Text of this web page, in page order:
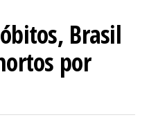
Brasil
por